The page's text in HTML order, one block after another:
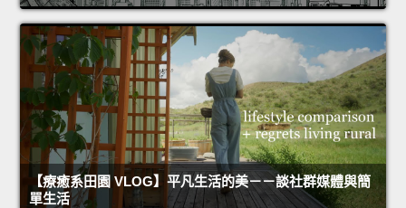
【療癒系田園 VLOG】平凡生活的美－－談社群媒體與簡
單生活